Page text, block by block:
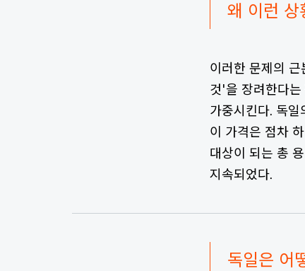
왜 이런 상
이러한 문제의
것'을 장려한다
가중시킨다. 독
이 가격은 점차
대상이 되는 총
지속되었다.
독일은 어